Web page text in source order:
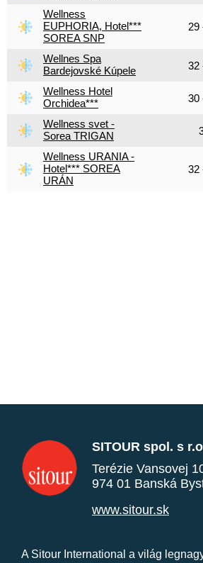
Wellness
EUPHORIA, Hotel***
SOREA SNP
29
Wellnes Spa
Bardejovské Kúpele
32
Wellness Hotel
Orchidea***
30
Wellness svet -
Sorea TRIGAN
Wellness URANIA -
Hotel*** SOREA
URÁN
32
SITOUR spol. s
Terézie Vansovej
974 01 Banská
www.sitour.sk
A Sitour International a világ